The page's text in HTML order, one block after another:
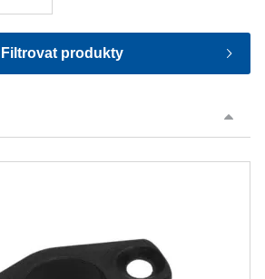
Filtrovat produkty